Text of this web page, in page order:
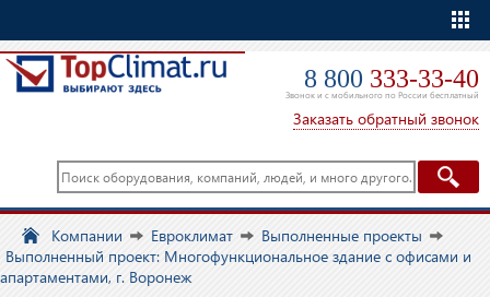
8 800 333-33-40
Звонок и с мобильного по России бесплатный
Заказать обратный звонок
Компании Евроклимат
Выполненные проекты
Выполненный проект: Многофункциональное здание с офисами и
апартаментами, г. Воронеж